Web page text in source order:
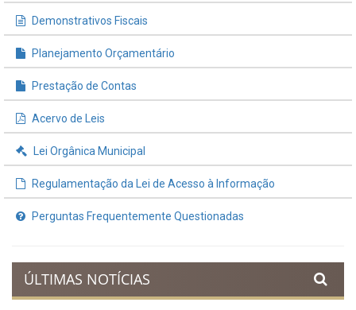
Demonstrativos Fiscais
Planejamento Orçamentário
Prestação de Contas
Acervo de Leis
Lei Orgânica Municipal
Regulamentação da Lei de Acesso à Informação
Perguntas Frequentemente Questionadas
ÚLTIMAS NOTÍCIAS